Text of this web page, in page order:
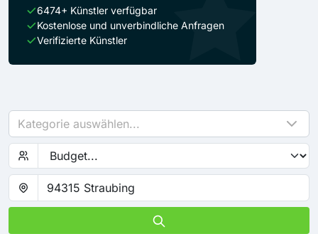
6474+ Künstler verfügbar
Kostenlose und unverbindliche Anfragen
Verifizierte Künstler
Kategorie auswählen...